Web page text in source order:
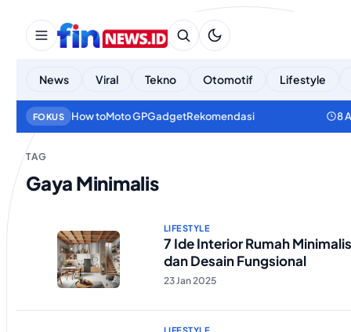
News Viral Tekno Otomotif Lifestyle
FOKUS How toMoto GPGadgetRekomendasi 8
TAG
Gaya Minimalis
LIFESTYLE
7 Ide Interior Rumah
dan Desain Fungsional
23 Jan 2025